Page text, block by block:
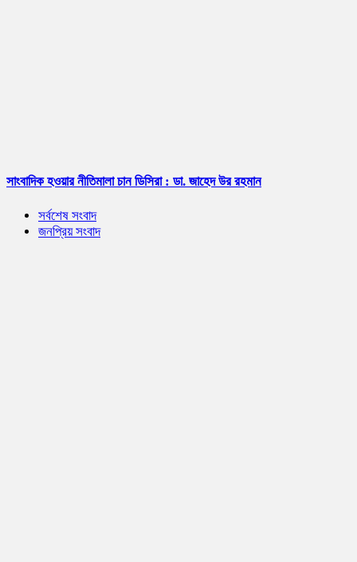
সাংবাদিক হওয়ার নীতিমালা চান ডিসিরা : ডা. জাহেদ উর রহমান
সর্বশেষ সংবাদ
জনপ্রিয় সংবাদ